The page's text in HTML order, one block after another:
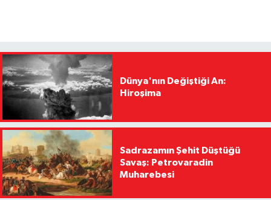
Dünya'nın Değiştiği An:
Hiroşima
Sadrazamın Şehit Düştüğü
Savaş: Petrovaradin
Muharebesi